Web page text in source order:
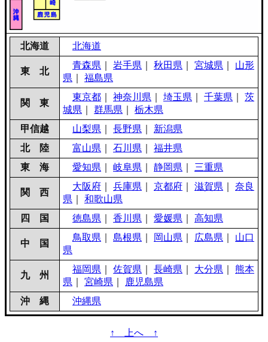
北海道 北海道
東 北
青森県 岩手県 秋田県 宮城県
山形
県
福島県
関 東
東京都 神奈川県 埼玉県 千葉県
茨
城県
群馬県
栃木県
甲信越
山梨県 長野県
新潟県
北 陸
富山県 石川県
福井県
東 海
愛知県 岐阜県 静岡県 三重県
関 西
大阪府 兵庫県 京都府 滋賀県
奈良
県
和歌山県
四 国
徳島県 香川県 愛媛県 高知県
中 国
鳥取県 島根県 岡山県 広島県
山口
県
九 州
福岡県 佐賀県 長崎県 大分県
熊本
県
宮崎県
鹿児島県
沖 縄
沖縄県
↑ 上へ ↑